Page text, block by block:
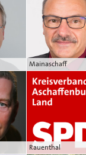
Mainaschaff
Rauenthal